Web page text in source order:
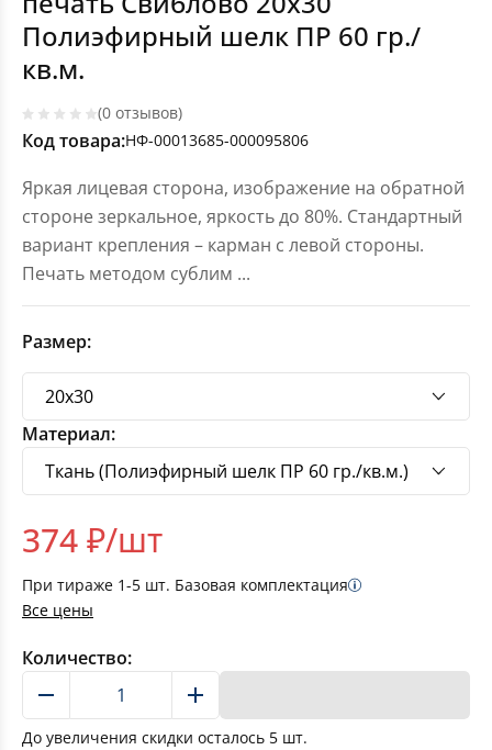
Полиэфирный шелк ПР 60 гр./
кв.м.
(0 отзывов)
Код товара:НФ-00013685-000095806
Яркая лицевая сторона, изображение на обратной
стороне зеркальное, яркость до 80%. Стандартный
вариант крепления – карман с левой стороны.
Печать методом сублим ...
Размер:
Материал:
374₽/шт
При тираже 1-5 шт. Базовая комплектация
Все цены
Количество:
До увеличения скидки осталось 5 шт.